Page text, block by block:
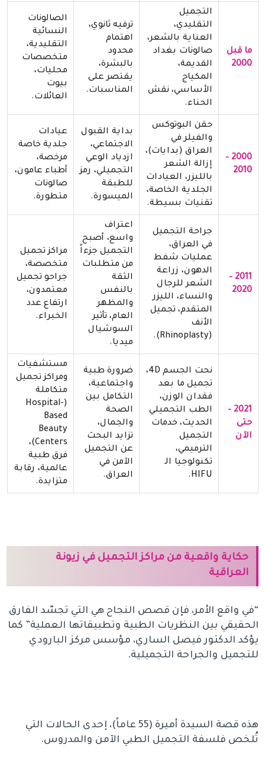
ما قبل
2000
التجميل
التقليدي،
العناية بالشعر،
صالونات بغداد
القديمة،
المكياج
الأساسي، نقش
الحناء.
ترفيه ثانوي،
اهتمام
محدود
بالبشرة،
يقتصر على
المناسبات.
الصالونات
النسائية
التقليدية،
متخصصات
محليات،
بيوت
العائلات.
2000 –
2010
حقن البوتوكس
والفيلر في
العراق (بدايات)،
إزالة الشعر
بالليزر، العيادات
الجلدية الخاصة،
تقنيات بسيطة.
بداية القبول
الاجتماعي،
ازدياد الوعي
التجميلي، رمز
للطبقة
الميسورة.
عيادات
جلدية خاصة
مرخصة،
أطباء عامون،
صالونات
متطورة.
2011 –
2020
جراحة التجميل
في العراق،
عمليات شفط
الدهون، زراعة
الشعر للرجال
والنساء، الليزر
المتقدم، تجميل
الأنف
(Rhinoplasty).
اعتراف
واسع، أصبح
التجميل جزءاً
من متطلبات
الثقة
بالنفس
والمظهر
العام، تأثير
السوشيال
ميديا.
مراكز تجميل
متخصصة،
جراحو تجميل
معتمدون،
ارتفاع عدد
الخبراء.
2021 –
حتى
الآن
نحت الجسم 4D،
تجميل ما بعد
فقدان الوزن،
الطب التجميلي
الحديث، خدمات
التجميل
الترميمي،
تكنولوجيا الـ
HIFU.
ضرورة طبية
واجتماعية،
التكامل بين
الصحة
والجمال،
تزايد البحث
عن التجميل
الآمن في
العراق.
مستشفيات
ومراكز تجميل
متكاملة
(Hospital-
Based
Beauty
Centers)،
فرق طبية
عالمية، رقابة
متزايدة.
حكاية واقعية من مراكز التجميل في زيونة
العراقية
“في واقع الأمر، فإن قصص النجاح هي التي تجسّد الفارق
الحقيقي بين النظريات الطبية وتطبيقاتها العملية” كما
يؤكد الدكتور فيصل الساري، مؤسس مركز البارودي
للتجميل والجراحة التجميلية.
هذه قصة السيدة أميرة (55 عاماً)، إحدى الحالات التي
تُلخص فلسفة التجميل الطبي الآمن والمدروس.